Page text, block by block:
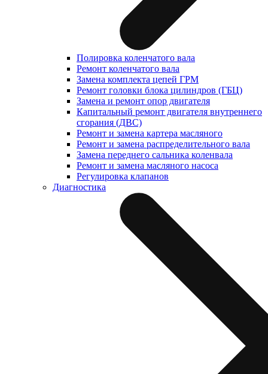
Полировка коленчатого вала
Ремонт коленчатого вала
Замена комплекта цепей ГРМ
Ремонт головки блока цилиндров (ГБЦ)
Замена и ремонт опор двигателя
Капитальный ремонт двигателя внутреннего
сгорания (ДВС)
Ремонт и замена картера масляного
Ремонт и замена распределительного вала
Замена переднего сальника коленвала
Ремонт и замена масляного насоса
Регулировка клапанов
Диагностика